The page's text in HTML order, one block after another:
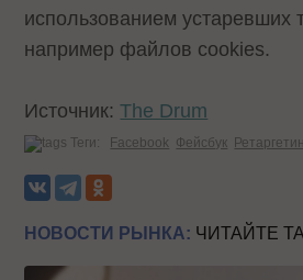
использованием устаревших
например файлов cookies.
Источник:The Drum
Теги: Facebook Фейсбук
НОВОСТИ РЫНКА: ЧИТАЙТЕ